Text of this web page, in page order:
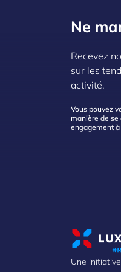
Ne
Recevez
sur les
activité.
Vous pouvez
manière de se
engagement
Une